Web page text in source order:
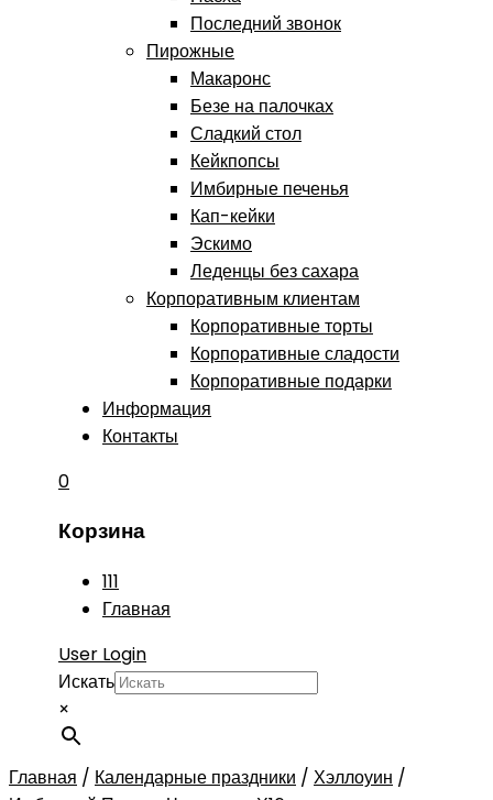
Последний звонок
Пирожные
Макаронс
Безе на палочках
Сладкий стол
Кейкпопсы
Имбирные печенья
Кап-кейки
Эскимо
Леденцы без сахара
Корпоративным клиентам
Корпоративные торты
Корпоративные сладости
Корпоративные подарки
Информация
Контакты
0
Корзина
111
Главная
User Login
Искать
×
Главная / Календарные праздники / Хэллоуин /